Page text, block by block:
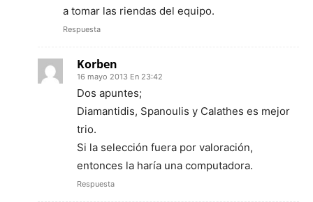
a tomar las riendas del equipo.
Respuesta
Korben
16 mayo 2013 En 23:42
Dos apuntes;
Diamantidis, Spanoulis y Calathes es mejor
trio.
Si la selección fuera por valoración,
entonces la haría una computadora.
Respuesta